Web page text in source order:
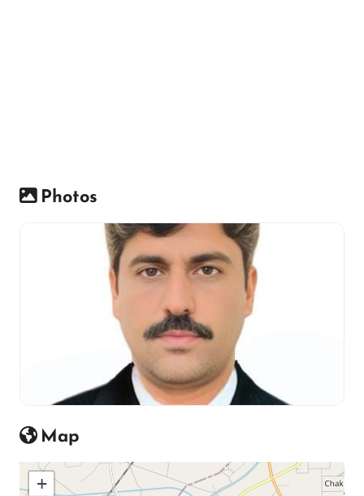
Photos
Map
+